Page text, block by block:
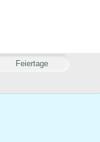
Feiertage